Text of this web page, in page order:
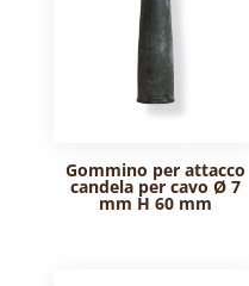
Gommino per attacco
candela per cavo Ø 7
mm H 60 mm